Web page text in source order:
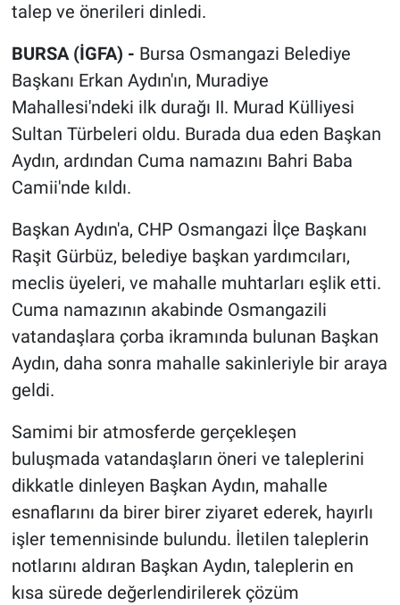
talep ve önerileri dinledi.
BURSA (İGFA) - Bursa Osmangazi Belediye
Başkanı Erkan Aydın'ın, Muradiye
Mahallesi'ndeki ilk durağı II. Murad Külliyesi
Sultan Türbeleri oldu. Burada dua eden Başkan
Aydın, ardından Cuma namazını Bahri Baba
Camii'nde kıldı.
Başkan Aydın'a, CHP Osmangazi İlçe Başkanı
Raşit Gürbüz, belediye başkan yardımcıları,
meclis üyeleri, ve mahalle muhtarları eşlik etti.
Cuma namazının akabinde Osmangazili
vatandaşlara çorba ikramında bulunan Başkan
Aydın, daha sonra mahalle sakinleriyle bir araya
geldi.
Samimi bir atmosferde gerçekleşen
buluşmada vatandaşların öneri ve taleplerini
dikkatle dinleyen Başkan Aydın, mahalle
esnaflarını da birer birer ziyaret ederek, hayırlı
işler temennisinde bulundu. İletilen taleplerin
notlarını aldıran Başkan Aydın, taleplerin en
kısa sürede değerlendirilerek çözüm